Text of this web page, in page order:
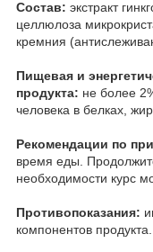
Состав: экстракт
целлюлоза
кремния
Пищевая и
продукта: не более
человека в белках,
Рекомендации по
время еды.
необходимости курс
Противопоказания:
компонентов продукта.